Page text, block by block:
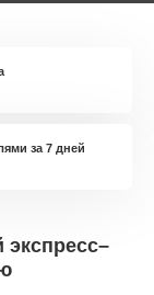
за 7 дней
экспресс–